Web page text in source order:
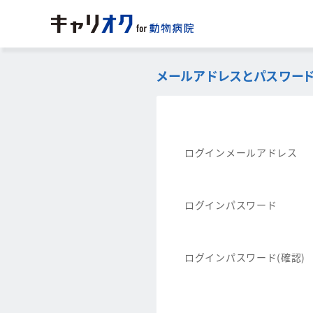
メールアドレスとパスワー
ログインメールアドレス
ログインパスワード
ログインパスワード(確認)